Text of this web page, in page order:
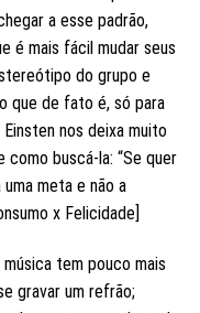
a esse padrão,
é mais fácil mudar seus
do grupo e
que de fato é, só para
nos deixa muito
buscá-la: “Se quer
meta e não a
x Felicidade]
tem pouco mais
gravar um refrão;